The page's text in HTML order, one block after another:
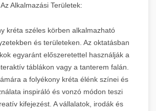
Az Alkalmazási Területek:
kréta széles körben alkalmazható
és területeken. Az oktatásban
egyaránt előszeretettel használják a
táblákon vagy a tanterem falán.
a folyékony kréta élénk színei és
inspiráló és vonzó módon teszi
kifejezést. A vállalatok, irodák és